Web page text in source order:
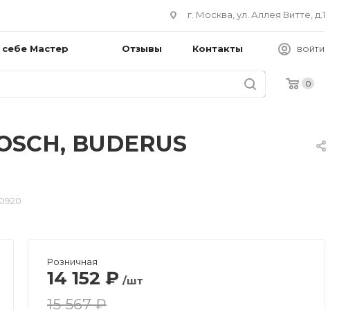
г. Москва, ул. Аллея Витте, д.1
Мастер Отзывы Контакты ВОЙТИ
0
BUDERUS
Розничная
14 152 ₽ /шт
15 567 ₽